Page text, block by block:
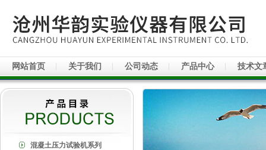
网站首页 关于我们 公司动态 产品中心 技术文
混凝土压力试验机系列